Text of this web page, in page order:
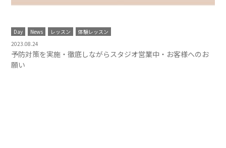
Day News レッスン
体験レッスン
2023.08.24
予防対策を実施・徹底しながらスタジオ営業中・お客様へのお
願い